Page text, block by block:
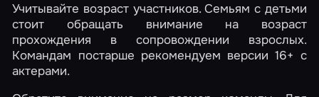
Учитывайте возраст участников. Семьям с детьми
стоит обращать внимание на возраст
прохождения в сопровождении взрослых.
Командам постарше рекомендуем версии 16+ с
актерами.